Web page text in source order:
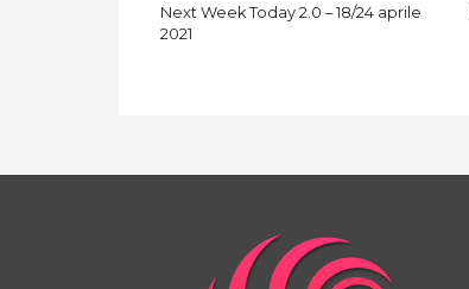
Next Week Today 2.0 – 18/24 aprile
2021